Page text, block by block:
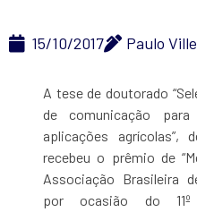
15/10/2017 Paulo
A tese de doutorado
de comunicação
aplicações agrícolas”,
recebeu o prêmio de
Associação Brasileira
por ocasião do 11º